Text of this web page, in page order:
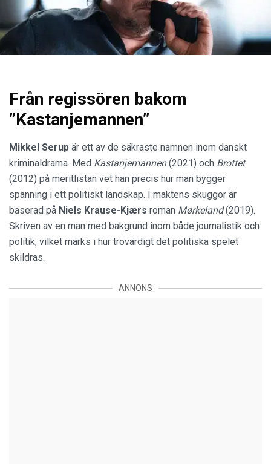
Från regissören bakom
”Kastanjemannen”
Mikkel Serup är ett av de säkraste namnen inom danskt
kriminaldrama. Med Kastanjemannen(2021) och Brottet
(2012) på meritlistan vet han precis hur man bygger
spänning i ett politiskt landskap. I maktens skuggor är
baserad på Niels Krause-Kjærs roman Mørkeland(2019).
Skriven av en man med bakgrund inom både journalistik och
politik, vilket märks i hur trovärdigt det politiska spelet
skildras.
ANNONS